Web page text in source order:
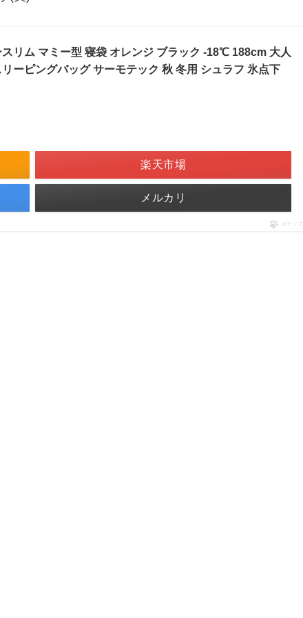
リム マミー型 寝袋 オレンジ ブラック -18℃ 188cm 大人
ーピングバッグ サーモテック 秋 冬用 シュラフ 氷点下
楽天市場
メルカリ
ポチップ